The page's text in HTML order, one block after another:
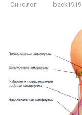
Онколог back1919